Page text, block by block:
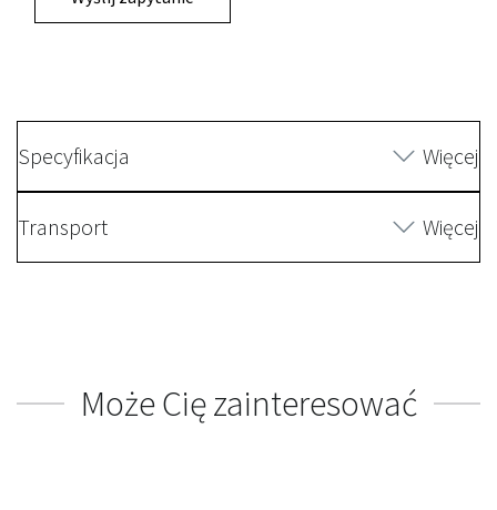
Specyfikacja Więcej
Transport Więcej
Może Cię zainteresować